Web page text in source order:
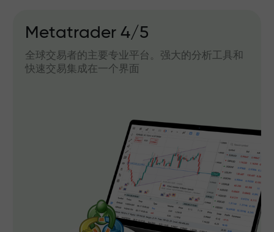
Metatrader 4/5
全球交易者的主要专业平台。强大的分析工具和
快速交易集成在一个界面